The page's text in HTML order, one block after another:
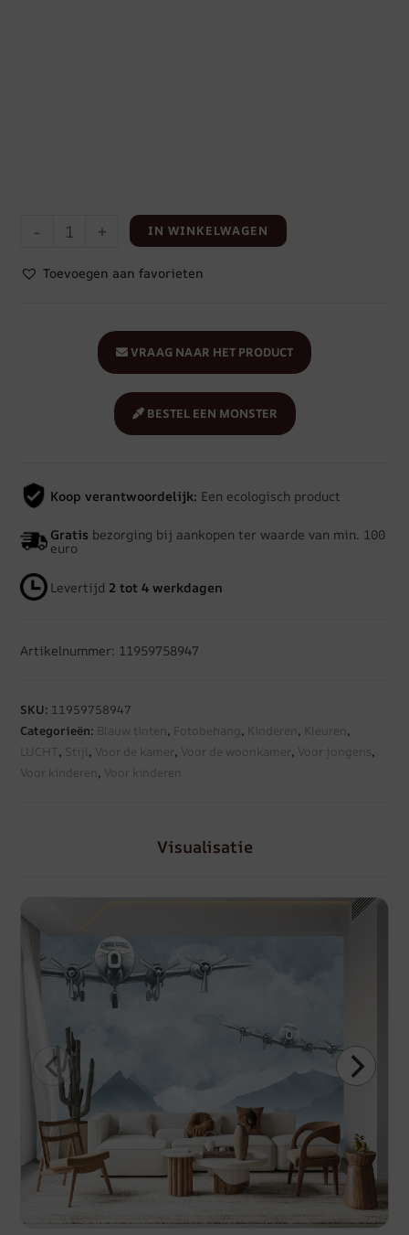
- + IN WINKELWAGEN
Toevoegen aan favorieten
BESTEL EEN MONSTER
VRAAG NAAR HET PRODUCT
Koop verantwoordelijk: Een ecologisch product
Gratis bezorging bij aankopen ter waarde van min. 100
euro
Levertijd 2 tot 4 werkdagen
Artikelnummer: 11959758947
SKU: 11959758947
Categorieën: Blauw tinten , Fotobehang, Kinderen , Kleuren ,
LUCHT, Stijl, Voor de kamer, Voor de woonkamer, Voor jongens ,
Voor kinderen , Voor kinderen
Visualisatie